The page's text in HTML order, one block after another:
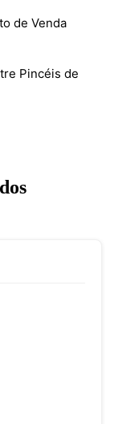
de Venda
Pincéis de